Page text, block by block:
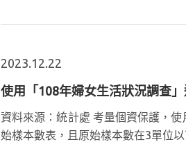
2023.12.22
使用「108年婦女生活狀況調查
資料來源：統計處 考量個資保護，
始樣本數表，且原始樣本數在3單位